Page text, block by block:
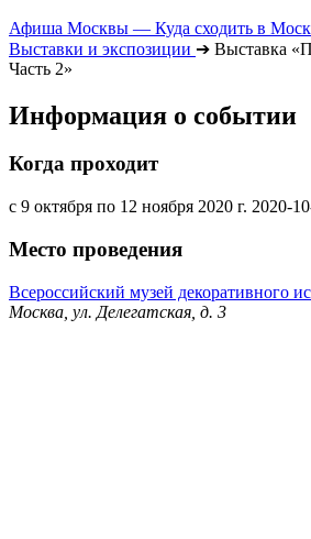
Афиша Москвы — Куда сходить в
Выставки и экспозиции ➔ Выставка
Часть 2»
Информация о событии
Когда проходит
с 9 октября по 12 ноября 2020 г. 2020-
Место проведения
Всероссийский музей декоративного
Москва, ул. Делегатская, д. 3